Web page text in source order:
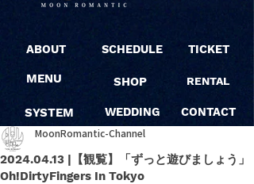
ABOUT
MENU
SYSTEM
SCHEDULE
SHOP
WEDDING
TICKET
RENTAL
CONTACT
2024.04.13 |【観覧】「ずっと遊びましょう」
Oh!DirtyFingers In Tokyo
MoonRomantic-Channel